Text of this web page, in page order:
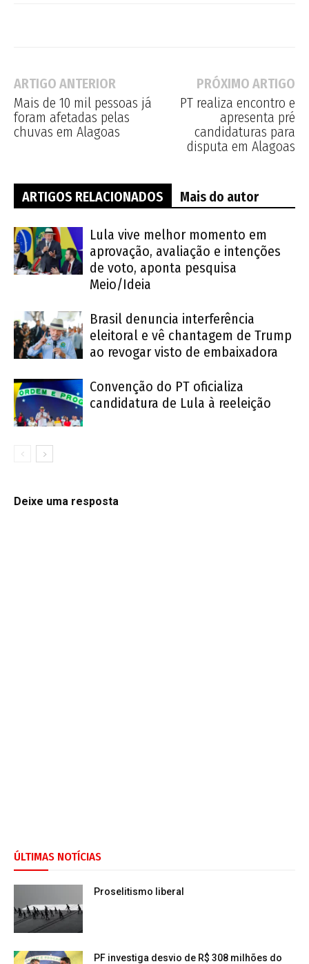
ARTIGO ANTERIOR
Mais de 10 mil pessoas já
foram afetadas pelas
chuvas em Alagoas
PRÓXIMO ARTIGO
PT realiza encontro e
apresenta pré
candidaturas para
disputa em Alagoas
ARTIGOS RELACIONADOS Mais do autor
Lula vive melhor momento em
aprovação, avaliação e intenções
de voto, aponta pesquisa
Meio/Ideia
Brasil denuncia interferência
eleitoral e vê chantagem de Trump
ao revogar visto de embaixadora
Convenção do PT oficializa
candidatura de Lula à reeleição
Deixe uma resposta
ÚLTIMAS NOTÍCIAS
Proselitismo liberal
PF investiga desvio de R$ 308 milhões do